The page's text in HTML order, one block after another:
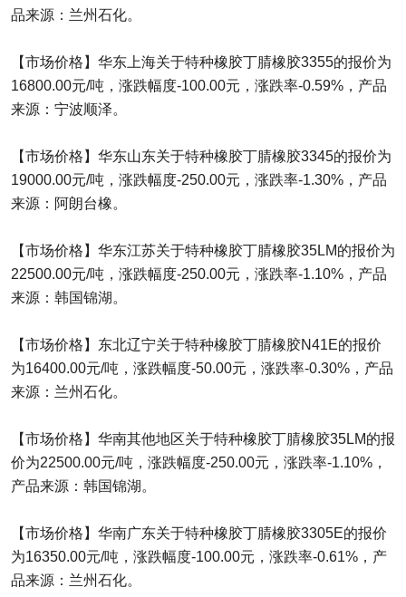
品来源：兰州石化。
【市场价格】华东上海关于特种橡胶丁腈橡胶3355的报价为
16800.00元/吨，涨跌幅度-100.00元，涨跌率-0.59%，产品
来源：宁波顺泽。
【市场价格】华东山东关于特种橡胶丁腈橡胶3345的报价为
19000.00元/吨，涨跌幅度-250.00元，涨跌率-1.30%，产品
来源：阿朗台橡。
【市场价格】华东江苏关于特种橡胶丁腈橡胶35LM的报价为
22500.00元/吨，涨跌幅度-250.00元，涨跌率-1.10%，产品
来源：韩国锦湖。
【市场价格】东北辽宁关于特种橡胶丁腈橡胶N41E的报价
为16400.00元/吨，涨跌幅度-50.00元，涨跌率-0.30%，产品
来源：兰州石化。
【市场价格】华南其他地区关于特种橡胶丁腈橡胶35LM的报
价为22500.00元/吨，涨跌幅度-250.00元，涨跌率-1.10%，
产品来源：韩国锦湖。
【市场价格】华南广东关于特种橡胶丁腈橡胶3305E的报价
为16350.00元/吨，涨跌幅度-100.00元，涨跌率-0.61%，产
品来源：兰州石化。